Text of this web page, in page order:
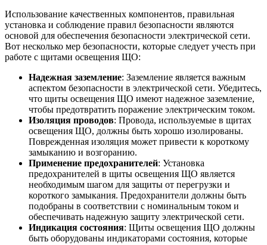
Использование качественных компонентов, правильная
установка и соблюдение правил безопасности являются
основой для обеспечения безопасности электрической сети.
Вот несколько мер безопасности, которые следует учесть при
работе с щитами освещения ЩО:
Надежная заземление: Заземление является важным
аспектом безопасности в электрической сети. Убедитесь,
что щиты освещения ЩО имеют надежное заземление,
чтобы предотвратить поражение электрическим током.
Изоляция проводов: Провода, используемые в щитах
освещения ЩО, должны быть хорошо изолированы.
Поврежденная изоляция может привести к короткому
замыканию и возгоранию.
Применение предохранителей: Установка
предохранителей в щиты освещения ЩО является
необходимым шагом для защиты от перегрузки и
короткого замыкания. Предохранители должны быть
подобраны в соответствии с номинальным током и
обеспечивать надежную защиту электрической сети.
Индикация состояния: Щиты освещения ЩО должны
быть оборудованы индикаторами состояния, которые